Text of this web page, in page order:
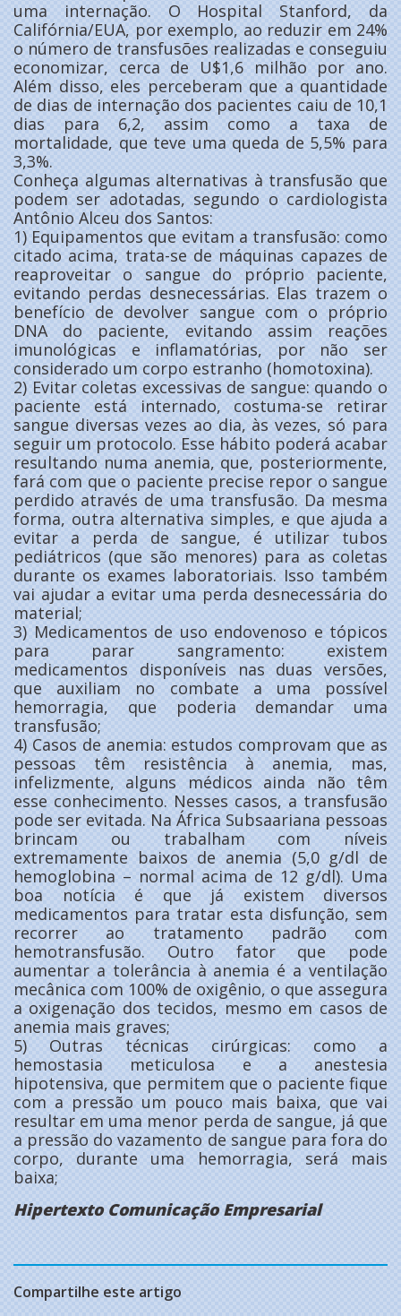
uma internação. O Hospital Stanford, da
Califórnia/EUA, por exemplo, ao reduzir em 24%
o número de transfusões realizadas e conseguiu
economizar, cerca de U$1,6 milhão por ano.
Além disso, eles perceberam que a quantidade
de dias de internação dos pacientes caiu de 10,1
dias para 6,2, assim como a taxa de
mortalidade, que teve uma queda de 5,5% para
3,3%.
Conheça algumas alternativas à transfusão que
podem ser adotadas, segundo o cardiologista
Antônio Alceu dos Santos:
1) Equipamentos que evitam a transfusão: como
citado acima, trata-se de máquinas capazes de
reaproveitar o sangue do próprio paciente,
evitando perdas desnecessárias. Elas trazem o
benefício de devolver sangue com o próprio
DNA do paciente, evitando assim reações
imunológicas e inflamatórias, por não ser
considerado um corpo estranho (homotoxina).
2) Evitar coletas excessivas de sangue: quando o
paciente está internado, costuma-se retirar
sangue diversas vezes ao dia, às vezes, só para
seguir um protocolo. Esse hábito poderá acabar
resultando numa anemia, que, posteriormente,
fará com que o paciente precise repor o sangue
perdido através de uma transfusão. Da mesma
forma, outra alternativa simples, e que ajuda a
evitar a perda de sangue, é utilizar tubos
pediátricos (que são menores) para as coletas
durante os exames laboratoriais. Isso também
vai ajudar a evitar uma perda desnecessária do
material;
3) Medicamentos de uso endovenoso e tópicos
para parar sangramento: existem
medicamentos disponíveis nas duas versões,
que auxiliam no combate a uma possível
hemorragia, que poderia demandar uma
transfusão;
4) Casos de anemia: estudos comprovam que as
pessoas têm resistência à anemia, mas,
infelizmente, alguns médicos ainda não têm
esse conhecimento. Nesses casos, a transfusão
pode ser evitada. Na África Subsaariana pessoas
brincam ou trabalham com níveis
extremamente baixos de anemia (5,0 g/dl de
hemoglobina – normal acima de 12 g/dl). Uma
boa notícia é que já existem diversos
medicamentos para tratar esta disfunção, sem
recorrer ao tratamento padrão com
hemotransfusão. Outro fator que pode
aumentar a tolerância à anemia é a ventilação
mecânica com 100% de oxigênio, o que assegura
a oxigenação dos tecidos, mesmo em casos de
anemia mais graves;
5) Outras técnicas cirúrgicas: como a
hemostasia meticulosa e a anestesia
hipotensiva, que permitem que o paciente fique
com a pressão um pouco mais baixa, que vai
resultar em uma menor perda de sangue, já que
a pressão do vazamento de sangue para fora do
corpo, durante uma hemorragia, será mais
baixa;
Hipertexto Comunicação Empresarial
Compartilhe este artigo